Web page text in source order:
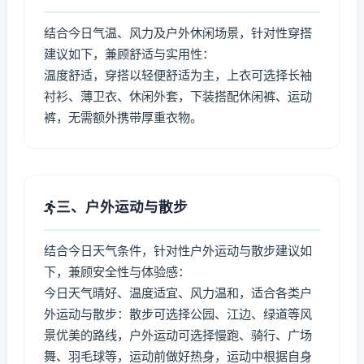
结合今日气温、风力及户外休闲场景，针对性穿搭
建议如下，兼顾舒适与实用性：
温度舒适，穿搭以轻便舒适为主，上衣可选择长袖
衬衫、薄卫衣、休闲外套，下装搭配休闲裤、运动
裤，无需额外携带厚重衣物。
三、户外运动与散步
结合今日天气条件，针对性户外运动与散步建议如
下，兼顾安全性与体验感：
今日天气晴好、温度适宜、风力温和，适合各类户
外运动与散步：散步可选择公园、江边、绿道等风
景优美的路线，户外运动可选择慢跑、骑行、广场
舞、羽毛球等，运动前做好热身，运动中根据自身